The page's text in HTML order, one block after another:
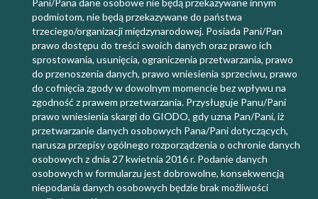
Pani/Pana dane osobowe nie będą przekazywane innym
podmiotom, nie będą przekazywane do państwa
trzeciego/organizacji międzynarodowej. Posiada Pani/Pan
prawo dostępu do treści swoich danych oraz prawo ich
sprostowania, usunięcia, ograniczenia przetwarzania, prawo
do przenoszenia danych, prawo wniesienia sprzeciwu, prawo
do cofnięcia zgody w dowolnym momencie bez wpływu na
zgodność z prawem przetwarzania. Przysługuje Panu/Pani
prawo wniesienia skargi do GIODO, gdy uzna Pan/Pani, iż
przetwarzanie danych osobowych Pana/Pani dotyczących,
narusza przepisy ogólnego rozporządzenia o ochronie danych
osobowych z dnia 27 kwietnia 2016 r. Podanie danych
osobowych w formularzu jest dobrowolne, konsekwencją
niepodania danych osobowych będzie brak możliwości